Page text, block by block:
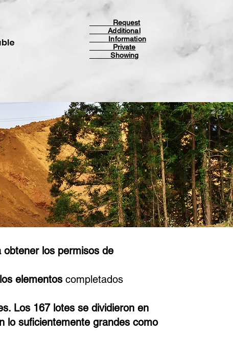
Request
Additional
Information
Private
Showing
los permisos de
los elementos completados
Los 167 lotes se dividieron en
lo suficientemente grandes como